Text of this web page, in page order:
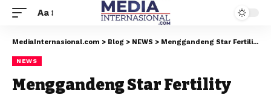
Aa
MediaInternasional.com > Blog > NEWS > Menggandeng Star Fertility Malaysia, Brawijaya IVF Center Tingkatkan Kualitas Layanan IVF
NEWS
Menggandeng Star Fertility